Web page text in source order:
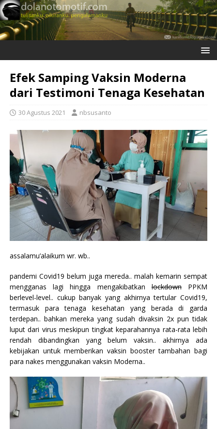
Efek Samping Vaksin Moderna
dari Testimoni Tenaga Kesehatan
30 Agustus 2021 nbsusanto
assalamu’alaikum wr. wb..
pandemi Covid19 belum juga mereda.. malah kemarin sempat
mengganas lagi hingga mengakibatkanlockdownPPKM
berlevel-level.. cukup banyak yang akhirnya tertular Covid19,
termasuk para tenaga kesehatan yang berada di garda
terdepan.. bahkan mereka yang sudah divaksin 2x pun tidak
luput dari virus meskipun tingkat keparahannya rata-rata lebih
rendah dibandingkan yang belum vaksin.. akhirnya ada
kebijakan untuk memberikan vaksin booster tambahan bagi
para nakes menggunakan vaksin Moderna..